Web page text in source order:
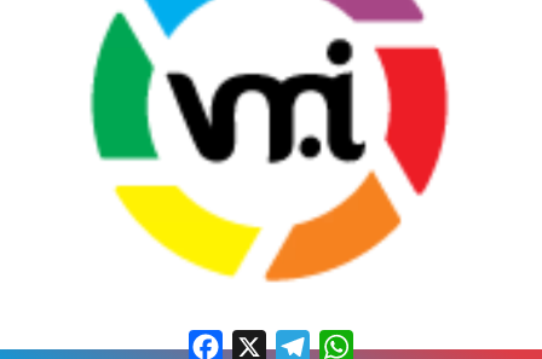
Facebook
X Telegram